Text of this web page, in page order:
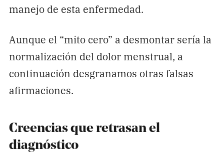
manejo de esta enfermedad.
Aunque el “mito cero” a desmontar sería la
normalización del dolor menstrual, a
continuación desgranamos otras falsas
afirmaciones.
Creencias que retrasan el
diagnóstico